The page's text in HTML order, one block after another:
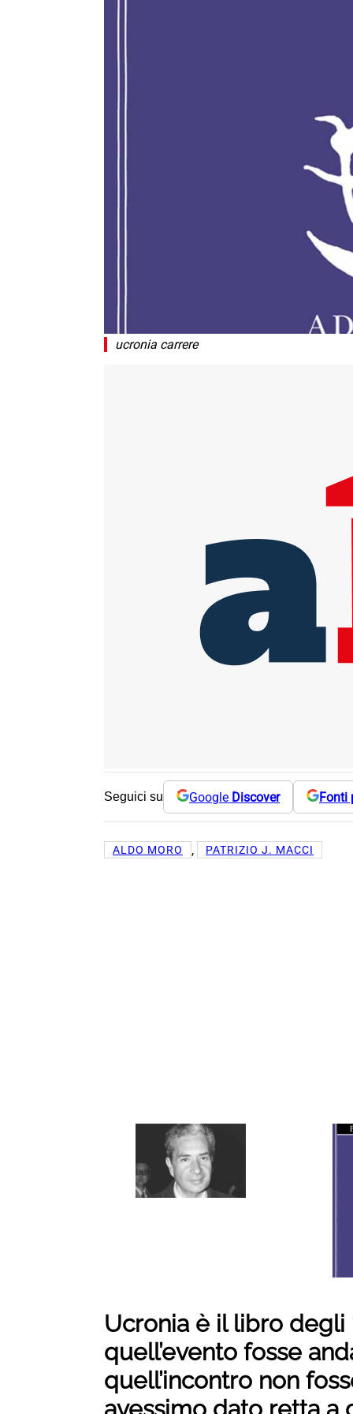
ucronia carrere
Seguici su Google Discover Fonti
ALDO MORO , PATRIZIO J. MACCI
Ucronia è il libro degli
quell’evento fosse
quell’incontro non